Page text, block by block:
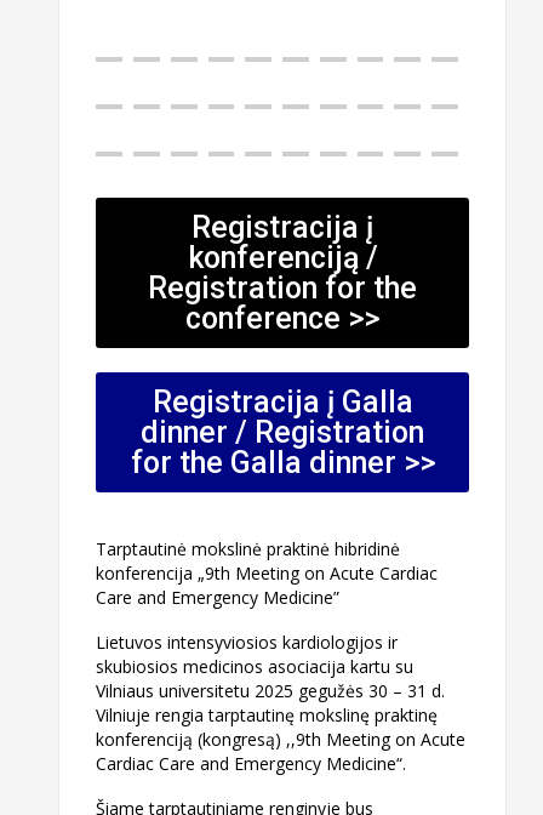
Registracija į
konferenciją /
Registration for the
conference >>
Registracija į Galla
dinner / Registration
for the Galla dinner >>
Tarptautinė mokslinė praktinė hibridinė
konferencija „9th Meeting on Acute Cardiac
Care and Emergency Medicine”
Lietuvos intensyviosios kardiologijos ir
skubiosios medicinos asociacija kartu su
Vilniaus universitetu 2025 gegužės 30 – 31 d.
Vilniuje rengia tarptautinę mokslinę praktinę
konferenciją (kongresą) ,,9th Meeting on Acute
Cardiac Care and Emergency Medicine“.
Šiame tarptautiniame renginyje bus